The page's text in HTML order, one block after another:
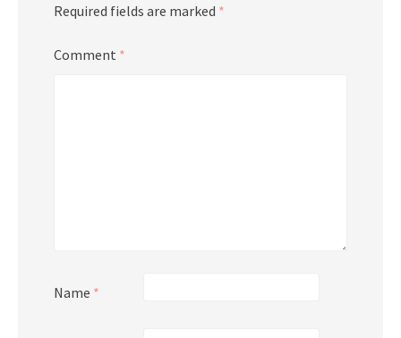
Required fields are marked *
Comment *
Name *